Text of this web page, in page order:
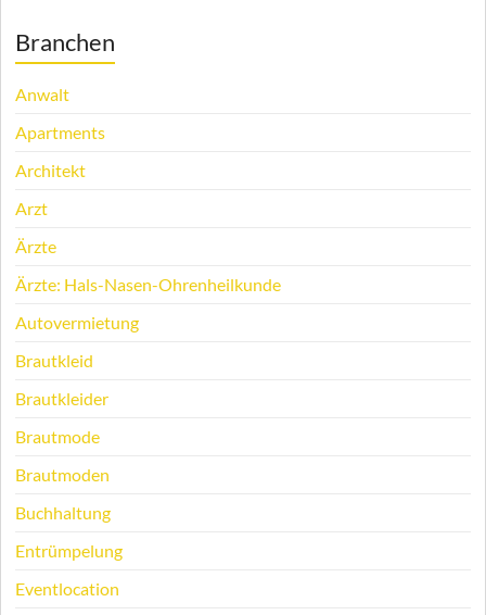
Branchen
Anwalt
Apartments
Architekt
Arzt
Ärzte
Ärzte: Hals-Nasen-Ohrenheilkunde
Autovermietung
Brautkleid
Brautkleider
Brautmode
Brautmoden
Buchhaltung
Entrümpelung
Eventlocation